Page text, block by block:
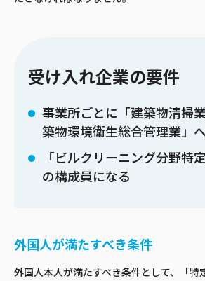
受け入れ企業の要件
事業所ごとに「建築物清掃
築物環境衛生総合管理業」
「ビルクリーニング分野特
の構成員になる
外国人が満たすべき条件
外国人本人が満たすべき条件として、「特